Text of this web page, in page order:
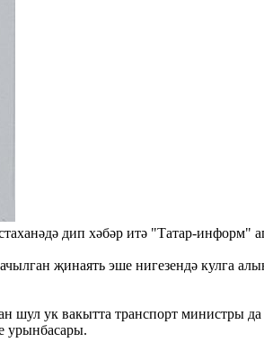
дип хәбәр итә "Татар-информ"
җинаять эше нигезендә кулга
ук вакытта транспорт министры
урынбасары.